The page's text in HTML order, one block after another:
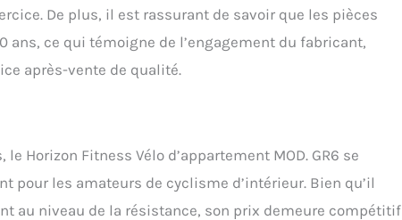
De plus, il est rassurant de savoir que les pièces
ans, ce qui témoigne de l’engagement du fabricant,
après-vente de qualité.
Horizon Fitness Vélo d’appartement MOD. GR6 se
pour les amateurs de cyclisme d’intérieur. Bien qu’il
au niveau de la résistance, son prix demeure compétitif